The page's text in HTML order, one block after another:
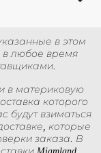
в этом
в любое время
в материковую
которого
будут взиматься
которые
заказа. В